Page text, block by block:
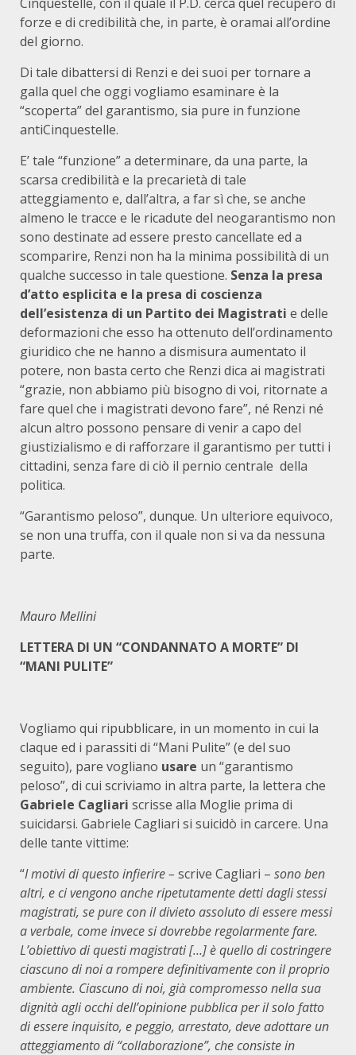
forze e di credibilità che, in parte, è oramai all’ordine
del giorno.
Di tale dibattersi di Renzi e dei suoi per tornare a
galla quel che oggi vogliamo esaminare è la
“scoperta” del garantismo, sia pure in funzione
antiCinquestelle.
E’ tale “funzione” a determinare, da una parte, la
scarsa credibilità e la precarietà di tale
atteggiamento e, dall’altra, a far sì che, se anche
almeno le tracce e le ricadute del neogarantismo non
sono destinate ad essere presto cancellate ed a
scomparire, Renzi non ha la minima possibilità di un
qualche successo in tale questione. Senza la presa
d’atto esplicita e la presa di coscienza
dell’esistenza di un Partito dei Magistrati e delle
deformazioni che esso ha ottenuto dell’ordinamento
giuridico che ne hanno a dismisura aumentato il
potere, non basta certo che Renzi dica ai magistrati
“grazie, non abbiamo più bisogno di voi, ritornate a
fare quel che i magistrati devono fare”, né Renzi né
alcun altro possono pensare di venir a capo del
giustizialismo e di rafforzare il garantismo per tutti i
cittadini, senza fare di ciò il pernio centrale della
politica.
“Garantismo peloso”, dunque. Un ulteriore equivoco,
se non una truffa, con il quale non si va da nessuna
parte.
Mauro Mellini
LETTERA DI UN “CONDANNATO A MORTE” DI
“MANI PULITE”
Vogliamo qui ripubblicare, in un momento in cui la
claque ed i parassiti di “Mani Pulite” (e del suo
seguito), pare vogliano usare un “garantismo
peloso”, di cui scriviamo in altra parte, la lettera che
Gabriele Cagliari scrisse alla Moglie prima di
suicidarsi. Gabriele Cagliari si suicidò in carcere. Una
delle tante vittime:
“I motivi di questo infierire – scrive Cagliari – sono ben
altri, e ci vengono anche ripetutamente detti dagli stessi
magistrati, se pure con il divieto assoluto di essere messi
a verbale, come invece si dovrebbe regolarmente fare.
L’obiettivo di questi magistrati […] è quello di costringere
ciascuno di noi a rompere definitivamente con il proprio
ambiente. Ciascuno di noi, già compromesso nella sua
dignità agli occhi dell’opinione pubblica per il solo fatto
di essere inquisito, e peggio, arrestato, deve adottare un
atteggiamento di “collaborazione”, che consiste in